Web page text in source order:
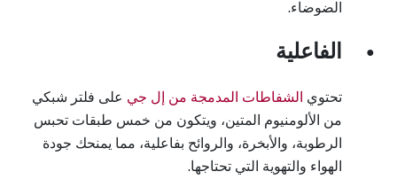
الضوضاء.
● الفاعلية
تحتوي الشفاطات المدمجة من إل جي على فلتر شبكي
من الألومنيوم المتين، ويتكون من خمس طبقات تحبس
الرطوبة، والأبخرة، والروائح بفاعلية، مما يمنحك جودة
الهواء والتهوية التي تحتاجها.